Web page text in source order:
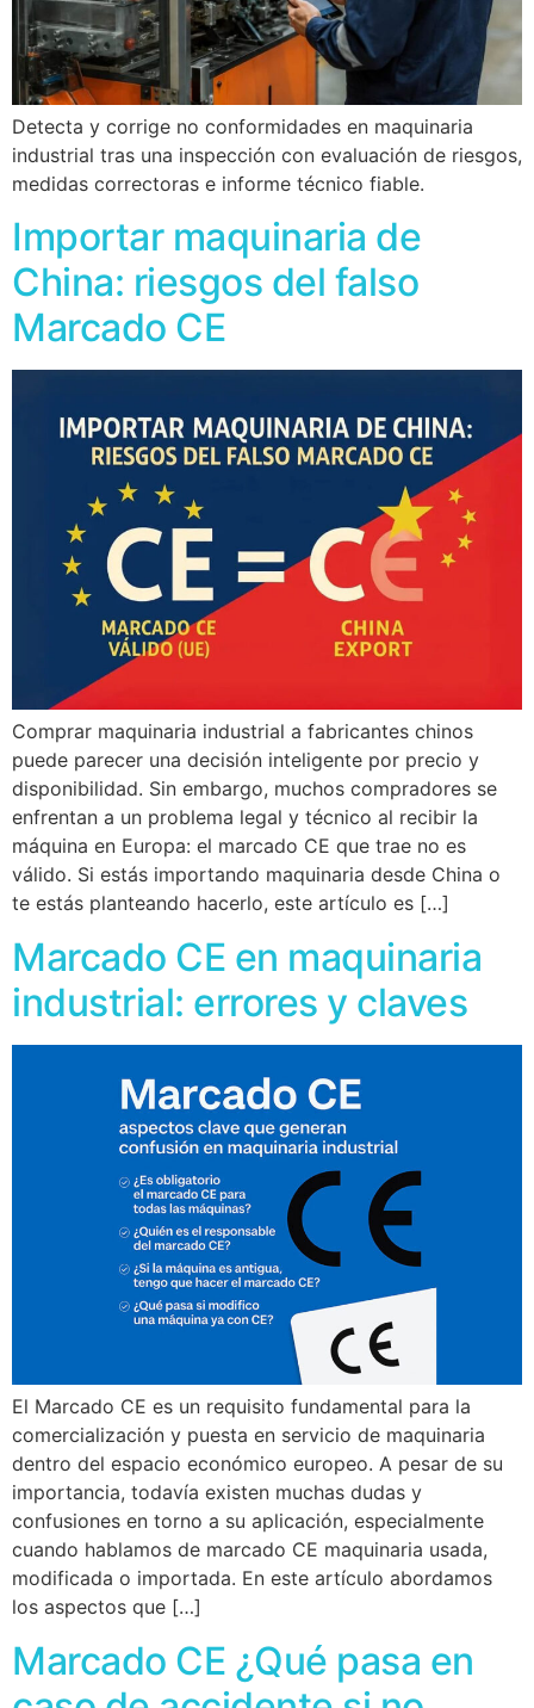
Detecta y corrige no conformidades en maquinaria
industrial tras una inspección con evaluación de riesgos,
medidas correctoras e informe técnico fiable.
Importar maquinaria de
China: riesgos del falso
Marcado CE
Comprar maquinaria industrial a fabricantes chinos
puede parecer una decisión inteligente por precio y
disponibilidad. Sin embargo, muchos compradores se
enfrentan a un problema legal y técnico al recibir la
máquina en Europa: el marcado CE que trae no es
válido. Si estás importando maquinaria desde China o
te estás planteando hacerlo, este artículo es […]
Marcado CE en maquinaria
industrial: errores y claves
El Marcado CE es un requisito fundamental para la
comercialización y puesta en servicio de maquinaria
dentro del espacio económico europeo. A pesar de su
importancia, todavía existen muchas dudas y
confusiones en torno a su aplicación, especialmente
cuando hablamos de marcado CE maquinaria usada,
modificada o importada. En este artículo abordamos
los aspectos que […]
Marcado CE ¿Qué pasa en